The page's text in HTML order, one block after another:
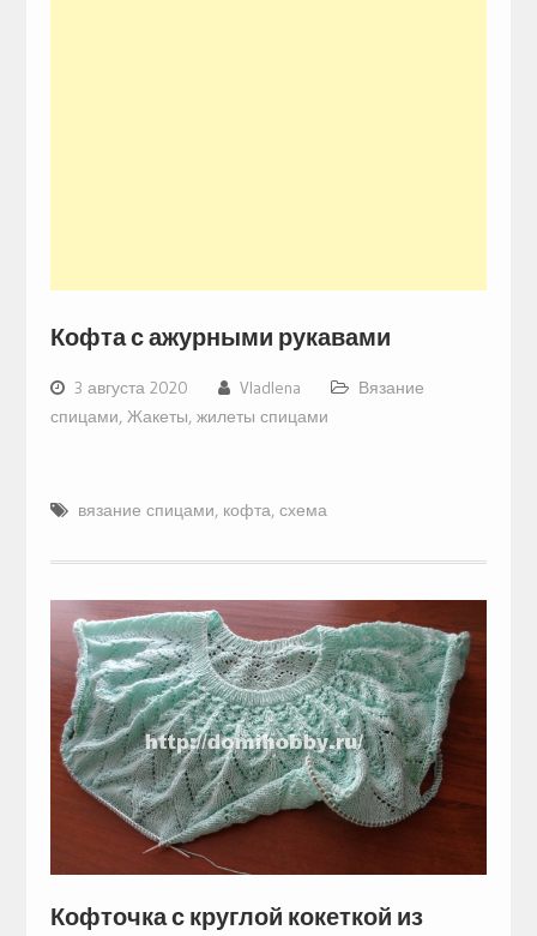
Кофта с ажурными рукавами
3 августа 2020 Vladlena
Вязание
спицами, Жакеты, жилеты спицами
вязание спицами, кофта, схема
Кофточка с круглой кокеткой из